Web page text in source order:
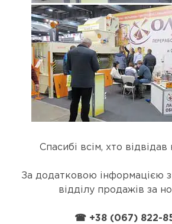
Спасибі всім, хто
За додатковою інформацією
відділу продажів за
☎ +38 (067) 822-